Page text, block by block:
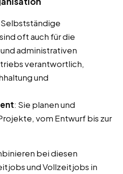
Selbstständige
oft auch für die
administrativen
verantwortlich,
und
: Sie planen und
vom Entwurf bis zur
bei diesen
und Vollzeitjobs in